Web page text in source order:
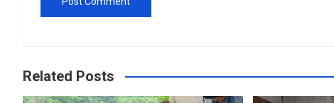
Related Posts